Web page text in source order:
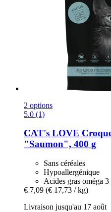
2 options
5.0 (1)
CAT's LOVE
"Saumon", 400 g
Sans céréales
Hypoallergénique
Acides gras oméga 3
€ 7,09 (€ 17,73 / kg)
Livraison jusqu'au 17 août